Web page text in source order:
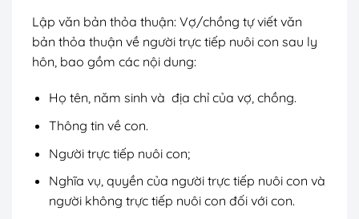
Lập văn bản thỏa thuận: Vợ/chồng tự viết văn
bản thỏa thuận về người trực tiếp nuôi con sau ly
hôn, bao gồm các nội dung:
Họ tên, năm sinh và địa chỉ của vợ, chồng.
Thông tin về con.
Người trực tiếp nuôi con;
Nghĩa vụ, quyền của người trực tiếp nuôi con và
người không trực tiếp nuôi con đối với con.